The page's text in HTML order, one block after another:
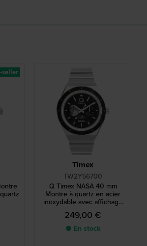
seller
Timex
TW2Y56700
Q Timex NASA 40 mm
Montre à quartz en acier
inoxydable avec affichage
du jour et de la date et
cadran jour/nuit 24 heures
249,00 €
● En stock